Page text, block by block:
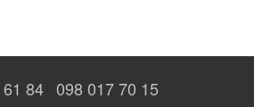
84 098 017 70 15